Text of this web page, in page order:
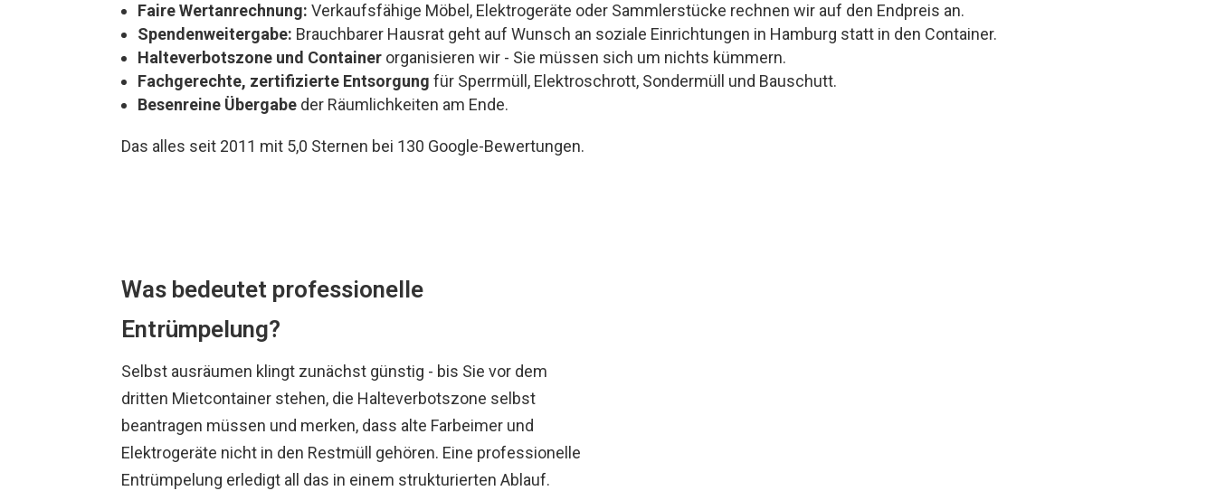
Faire Wertanrechnung: Verkaufsfähige Möbel, Elektrogeräte oder Sammlerstücke rechnen wir auf den Endpreis an.
Spendenweitergabe: Brauchbarer Hausrat geht auf Wunsch an soziale Einrichtungen in Hamburg statt in den Container.
Halteverbotszone und Container organisieren wir - Sie müssen sich um nichts kümmern.
Fachgerechte, zertifizierte Entsorgung für Sperrmüll, Elektroschrott, Sondermüll und Bauschutt.
Besenreine Übergabe der Räumlichkeiten am Ende.
Das alles seit 2011 mit 5,0 Sternen bei 130 Google-Bewertungen.
Was bedeutet professionelle
Entrümpelung?
Selbst ausräumen klingt zunächst günstig - bis Sie vor dem
dritten Mietcontainer stehen, die Halteverbotszone selbst
beantragen müssen und merken, dass alte Farbeimer und
Elektrogeräte nicht in den Restmüll gehören. Eine professionelle
Entrümpelung erledigt all das in einem strukturierten Ablauf.